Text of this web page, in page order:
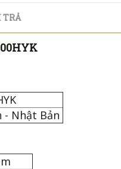
TRẢ
- Nhật Bản